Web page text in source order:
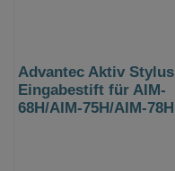
Advantec Aktiv Stylus
Eingabestift für AIM-
68H/AIM-75H/AIM-78H